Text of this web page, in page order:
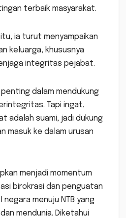
terbaik masyarakat.
ia turut menyampaikan
keluarga, khususnya
integritas pejabat.
dalam mendukung
Tapi ingat,
adalah suami, jadi dukung
masuk ke dalam urusan
menjadi momentum
birokrasi dan penguatan
menuju NTB yang
mendunia. Diketahui